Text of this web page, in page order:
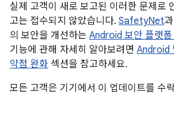
실제 고객이 새로 보고된 이러한 문제로
고는 접수되지 않았습니다. SafetyNet
의 보안을 개선하는 Android 보안 플랫폼
기능에 관해 자세히 알아보려면 Android
약점 완화 섹션을 참고하세요.
모든 고객은 기기에서 이 업데이트를 수